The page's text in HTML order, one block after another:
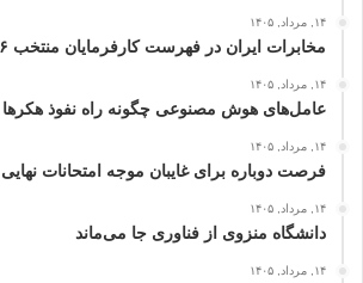
۱۴, مرداد, ۱۴۰۵
مخابرات ایران در فهرست کارفرمایان منتخب ۲۰۲۶ قرار گرفت
۱۴, مرداد, ۱۴۰۵
عامل‌های هوش مصنوعی چگونه راه نفوذ هکرها
۱۴, مرداد, ۱۴۰۵
فرصت دوباره برای غایبان موجه امتحانات نهایی
۱۴, مرداد, ۱۴۰۵
دانشگاه منزوی از فناوری جا می‌ماند
۱۴, مرداد, ۱۴۰۵